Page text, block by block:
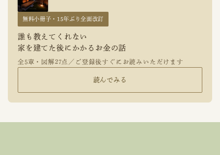
無料小冊子・15年ぶり全面改訂
誰も教えてくれない
家を建てた後にかかるお金の話
全5章・図解27点／ご登録後すぐにお読みいただけます
読んでみる